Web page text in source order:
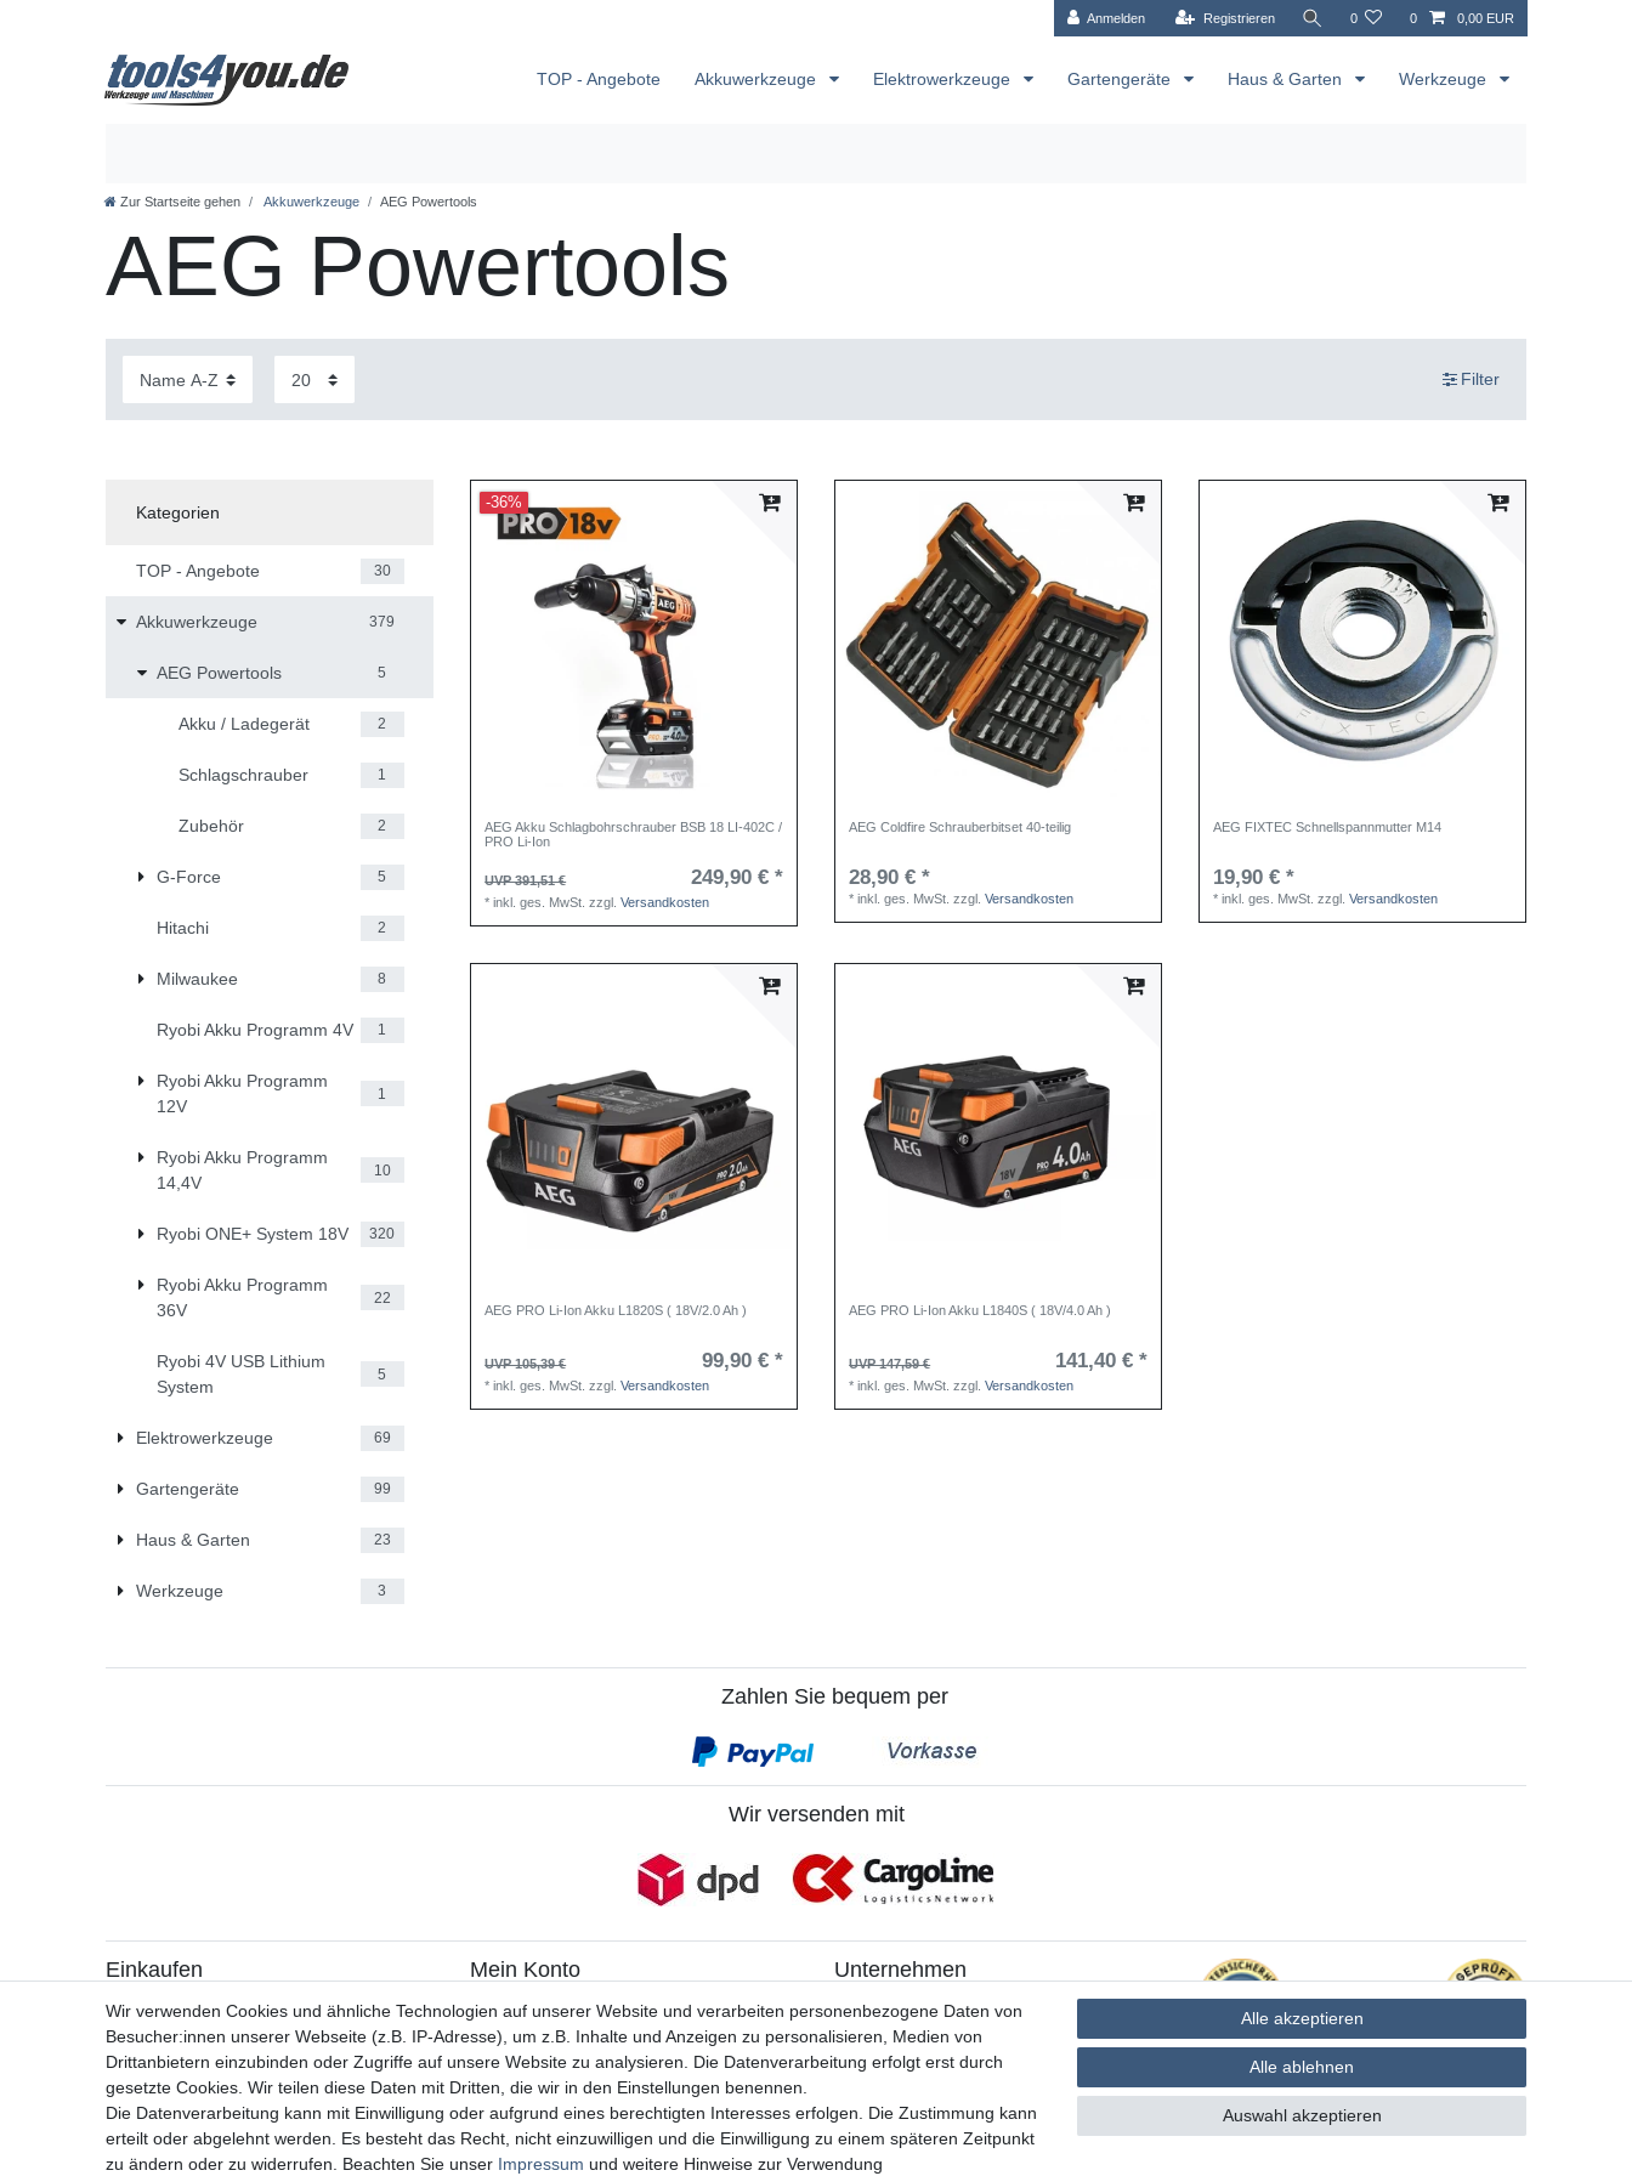
Anmelden Registrieren 0 0 0,00 EUR
TOP - Angebote Akkuwerkzeuge Elektrowerkzeuge Gartengeräte Haus & Garten Werkzeuge
Zur Startseite gehen Akkuwerkzeuge AEG Powertools
AEG Powertools
Filter
Kategorien
TOP - Angebote 30
Akkuwerkzeuge 379
AEG Powertools 5
Akku / Ladegerät 2
Schlagschrauber 1
Zubehör 2
G-Force 5
Hitachi 2
Milwaukee 8
Ryobi Akku Programm 4V 1
Ryobi Akku Programm
12V
1
Ryobi Akku Programm
14,4V
10
Ryobi ONE+ System 18V 320
Ryobi Akku Programm
36V
22
Ryobi 4V USB Lithium
System
5
Elektrowerkzeuge 69
Gartengeräte 99
Haus & Garten 23
Werkzeuge 3
-36%
AEG Akku Schlagbohrschrauber BSB 18 LI-402C /
PRO Li-Ion
UVP 391,51 € 249,90 € *
*inkl. ges. MwSt. zzgl.Versandkosten
AEG Coldfire Schrauberbitset 40-teilig
28,90 € *
*inkl. ges. MwSt. zzgl.Versandkosten
AEG FIXTEC Schnellspannmutter M14
19,90 € *
*inkl. ges. MwSt. zzgl.Versandkosten
AEG PRO Li-Ion Akku L1820S ( 18V/2.0 Ah )
UVP 105,39 € 99,90 € *
*inkl. ges. MwSt. zzgl.Versandkosten
AEG PRO Li-Ion Akku L1840S ( 18V/4.0 Ah )
UVP 147,59 € 141,40 € *
*inkl. ges. MwSt. zzgl.Versandkosten
Zahlen Sie bequem per
Wir versenden mit
Einkaufen
> Zahlungsarten
> Versandarten & -kosten
> Widerrufsrecht / Widerruf erklären
> Hilfe
> Information zur Batterieentsorgung
> Altölverordnung
Mein Konto
> Registrieren
> Login
Unternehmen
> Kontakt
> Datenschutzerklärung
> AGB
Wir verwenden Cookies und ähnliche Technologien auf unserer Website und verarbeiten personenbezogene Daten von
Besucher:innen unserer Webseite (z.B. IP-Adresse), um z.B. Inhalte und Anzeigen zu personalisieren, Medien von
Drittanbietern einzubinden oder Zugriffe auf unsere Website zu analysieren. Die Datenverarbeitung erfolgt erst durch
gesetzte Cookies. Wir teilen diese Daten mit Dritten, die wir in den Einstellungen benennen.
Die Datenverarbeitung kann mit Einwilligung oder aufgrund eines berechtigten Interesses erfolgen. Die Zustimmung kann
erteilt oder abgelehnt werden. Es besteht das Recht, nicht einzuwilligen und die Einwilligung zu einem späteren Zeitpunkt
zu ändern oder zu widerrufen. Beachten Sie unser Impressum und weitere Hinweise zur Verwendung
Alle akzeptieren
Alle ablehnen
Auswahl akzeptieren